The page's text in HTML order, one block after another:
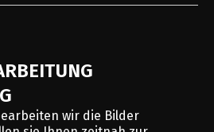
wir die Bilder